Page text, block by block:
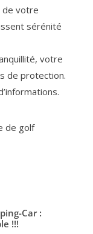
de votre
sérénité
votre
de protection.
Car :
!!!